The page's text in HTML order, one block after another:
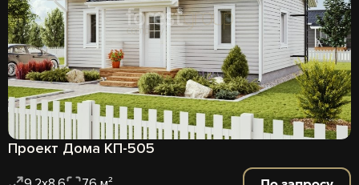
Проект Дома КП-505